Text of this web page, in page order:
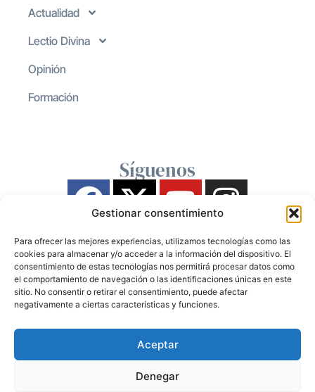
Gestionar consentimiento
Para ofrecer las mejores experiencias, utilizamos tecnologías como las
cookies para almacenar y/o acceder a la información del dispositivo. El
consentimiento de estas tecnologías nos permitirá procesar datos como
el comportamiento de navegación o las identificaciones únicas en este
sitio. No consentir o retirar el consentimiento, puede afectar
negativamente a ciertas características y funciones.
Aceptar
Denegar
Actualidad
Lectio Divina
Opinión
Formación
Síguenos